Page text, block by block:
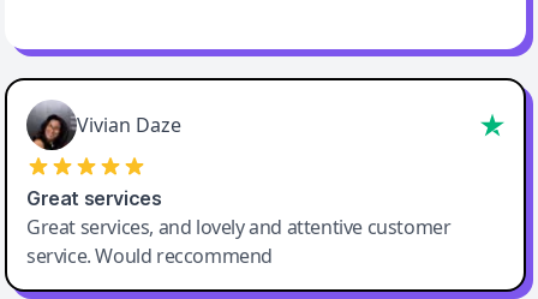
Vivian Daze
Great services
Great services, and lovely and attentive customer
service. Would reccommend